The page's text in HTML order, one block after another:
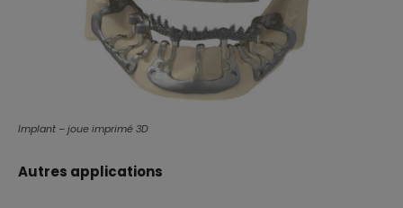
Implant – joue imprimé 3D
Autres applications